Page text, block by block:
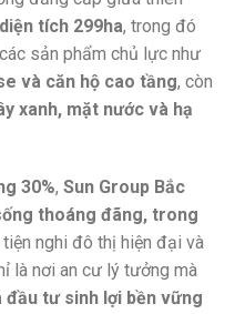
tích 299ha, trong đó
sản phẩm chủ lực như
và căn hộ cao tầng, còn
xanh, mặt nước và hạ
30%, Sun Group Bắc
thoáng đãng, trong
nghi đô thị hiện đại và
là nơi an cư lý tưởng mà
tư sinh lợi bền vững